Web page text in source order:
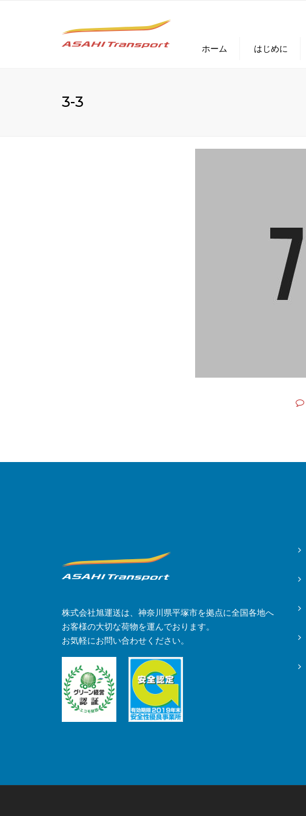
ホーム はじめに
3-3
株式会社旭運送は、神奈川県平塚市を拠点に全国各地へ
お客様の大切な荷物を運んでおります。
お気軽にお問い合わせください。